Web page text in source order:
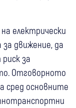
електрически
движение, да
за
Отговорното
сред основните